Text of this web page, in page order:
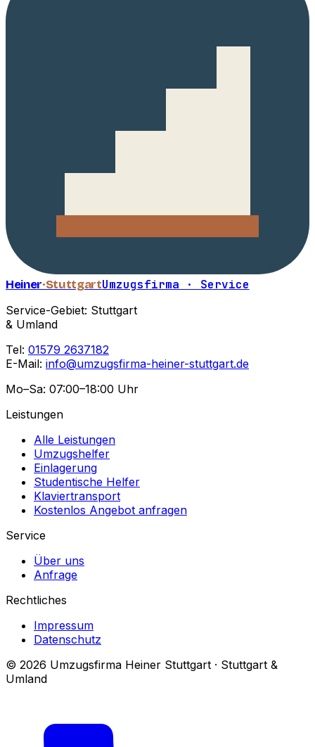
Heiner·StuttgartUmzugsfirma · Service
Service-Gebiet: Stuttgart
& Umland
Tel: 01579 2637182
E-Mail: info@umzugsfirma-heiner-stuttgart.de
Mo–Sa: 07:00–18:00 Uhr
Leistungen
Alle Leistungen
Umzugshelfer
Einlagerung
Studentische Helfer
Klaviertransport
Kostenlos Angebot anfragen
Service
Über uns
Anfrage
Rechtliches
Impressum
Datenschutz
© 2026 Umzugsfirma Heiner Stuttgart · Stuttgart &
Umland